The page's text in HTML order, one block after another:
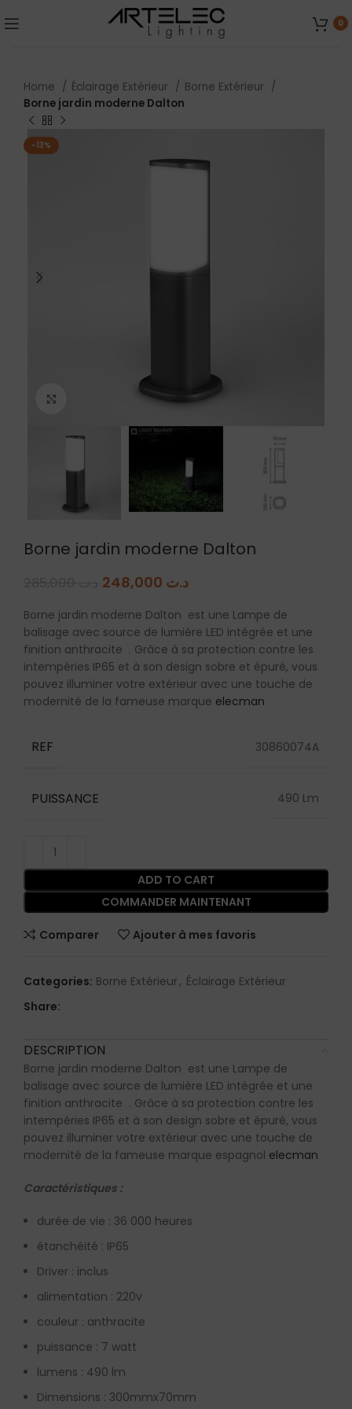
0
Home Éclairage Extérieur
Borne Extérieur
Borne jardin moderne Dalton
-13%
Borne jardin moderne Dalton
د.ت
Borne jardin moderne Dalton est une Lampe de
balisage avec source de lumière LED intégrée et une
finition anthracite . Grâce à sa protection contre les
intempéries IP65 et à son design sobre et épuré, vous
pouvez illuminer votre extérieur avec une touche de
modernité de la fameuse marque elecman
REF 30860074A
PUISSANCE 490 Lm
ADD TO CART
COMMANDER MAINTENANT
Comparer Ajouter à mes favoris
Categories: Borne Extérieur, Éclairage Extérieur
Share:
DESCRIPTION
Borne jardin moderne Dalton est une Lampe de
balisage avec source de lumière LED intégrée et une
finition anthracite . Grâce à sa protection contre les
intempéries IP65 et à son design sobre et épuré, vous
pouvez illuminer votre extérieur avec une touche de
modernité de la fameuse marque espagnol elecman
Caractéristiques :
durée de vie : 36 000 heures
étanchéité : IP65
Driver : inclus
alimentation : 220v
couleur : anthracite
puissance : 7 watt
lumens : 490 lm
Dimensions : 300mmx70mm